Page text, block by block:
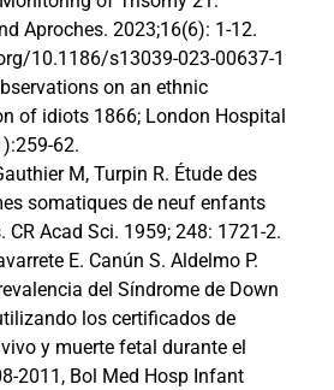
Aproches. 2023;16(6): 1-12.
10.1186/s13039-023-00637-1
on an ethnic
of idiots 1866; London Hospital
62.
M, Turpin R. Étude des
somatiques de neuf enfants
CR Acad Sci. 1959; 248: 1721-2.
E. Canún S. Aldelmo P.
del Síndrome de Down
los certificados de
y muerte fetal durante el
2011, Bol Med Hosp Infant